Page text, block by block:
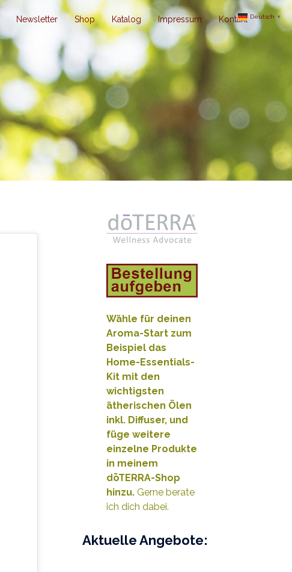
Newsletter Shop Katalog Impressum Kontakt
Wähle für deinen
Aroma-Start zum
Beispiel das
Home-Essentials-
Kit mit den
wichtigsten
ätherischen Ölen
inkl. Diffuser, und
füge weitere
einzelne Produkte
in meinem
dōTERRA-Shop
hinzu.Gerne berate
ich dich dabei.
Aktuelle Angebote:
Deutsch ▼